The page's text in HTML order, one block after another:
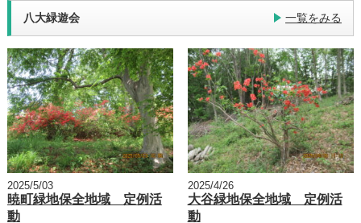
八大緑遊会 一覧をみる
2025/5/03
暁町緑地保全地域 定例活
動
2025/4/26
大谷緑地保全地域 定例活
動